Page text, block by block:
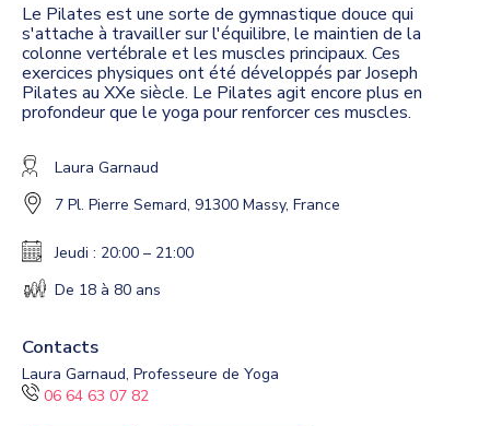
Le Pilates est une sorte de gymnastique douce qui
s'attache à travailler sur l'équilibre, le maintien de la
colonne vertébrale et les muscles principaux. Ces
exercices physiques ont été développés par Joseph
Pilates au XXe siècle. Le Pilates agit encore plus en
profondeur que le yoga pour renforcer ces muscles.
Laura Garnaud
7 Pl. Pierre Semard, 91300 Massy, France
Jeudi : 20:00 – 21:00
De 18 à 80 ans
Contacts
Laura Garnaud, Professeure de Yoga
06 64 63 07 82